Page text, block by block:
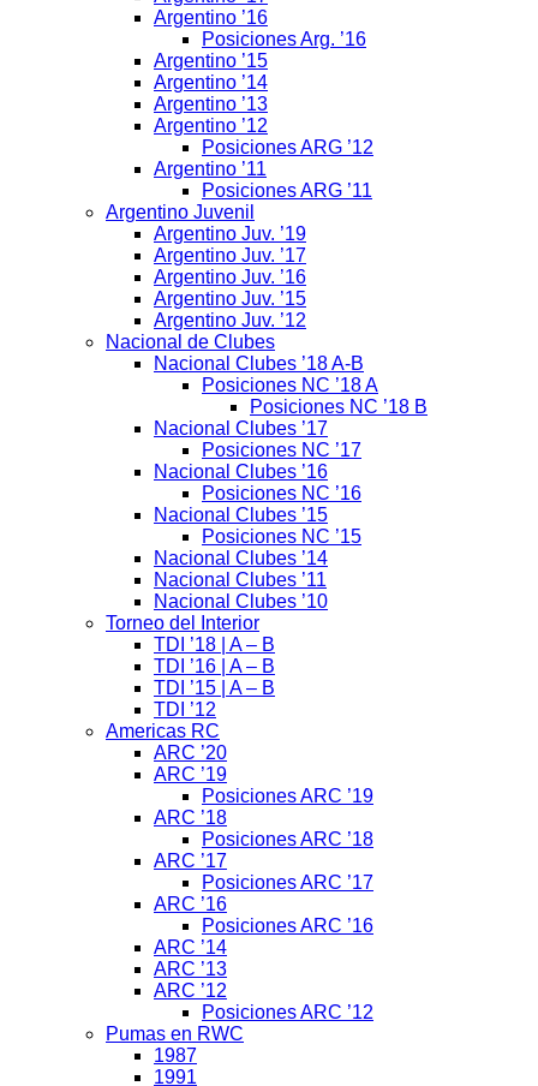
Argentino ’16
Posiciones Arg. ’16
Argentino ’15
Argentino ’14
Argentino ’13
Argentino ’12
Posiciones ARG ’12
Argentino ’11
Posiciones ARG ’11
Argentino Juvenil
Argentino Juv. ’19
Argentino Juv. ’17
Argentino Juv. ’16
Argentino Juv. ’15
Argentino Juv. ’12
Nacional de Clubes
Nacional Clubes ’18 A-B
Posiciones NC ’18 A
Posiciones NC ’18 B
Nacional Clubes ’17
Posiciones NC ’17
Nacional Clubes ’16
Posiciones NC ’16
Nacional Clubes ’15
Posiciones NC ’15
Nacional Clubes ’14
Nacional Clubes ’11
Nacional Clubes ’10
Torneo del Interior
TDI ’18 | A – B
TDI ’16 | A – B
TDI ’15 | A – B
TDI ’12
Americas RC
ARC ’20
ARC ’19
Posiciones ARC ’19
ARC ’18
Posiciones ARC ’18
ARC ’17
Posiciones ARC ’17
ARC ’16
Posiciones ARC ’16
ARC ’14
ARC ’13
ARC ’12
Posiciones ARC ’12
Pumas en RWC
1987
1991